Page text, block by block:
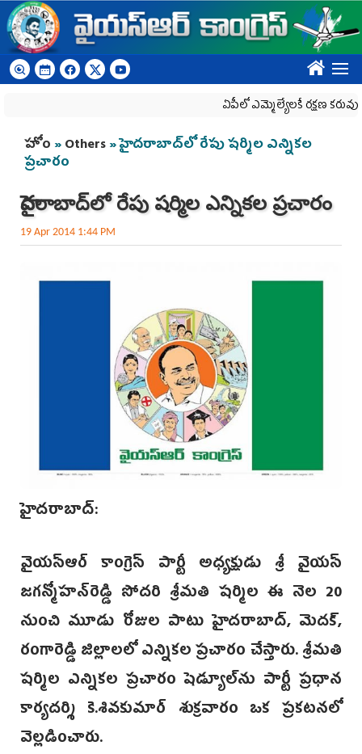
Skip to main content
????
ఏపీలో ఎమ్మెల్యేల‌కే ర‌క్ష‌ణ క‌రువు
You are here
హోం »Others» హైదరాబాద్‌లో రేపు షర్మిల ఎన్నికల
ప్రచారం
హైదరాబాద్‌లో రేపు షర్మిల ఎన్నికల ప్రచారం
19 Apr 2014 1:44 PM
హైదరాబాద్:
వైయస్ఆర్ కాంగ్రె‌స్ పార్టీ అధ్యక్షుడు‌ శ్రీ వైయస్
జగన్మోహన్‌రెడ్డి సోదరి శ్రీమతి షర్మిల ఈ నెల 20
నుంచి మూడు రోజుల పాటు హైదరాబాద్, మెదక్,
రంగారెడ్డి జిల్లాలలో ఎన్నికల ప్రచారం చేస్తారు. శ్రీమతి
షర్మిల ఎన్నికల ప్రచారం షెడ్యూల్‌ను పార్టీ ప్రధాన
కార్యదర్శి కె.శివకుమార్ శుక్రవారం ఒక ప్రకటనలో
వెల్లడించారు.